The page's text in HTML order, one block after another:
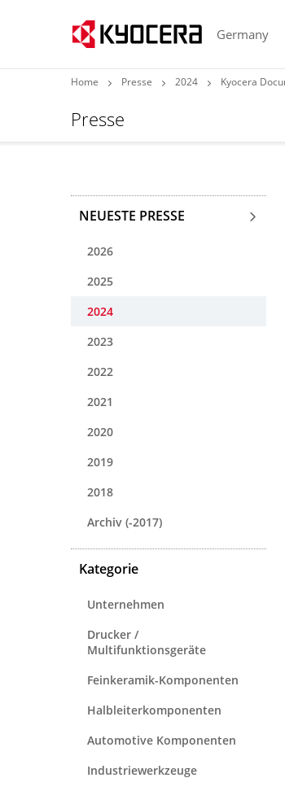
Germany
Home Presse 2024 Kyocera
Presse
NEUESTE PRESSE
2026
2025
2024
2023
2022
2021
2020
2019
2018
Archiv (-2017)
Kategorie
Unternehmen
Drucker /
Multifunktionsgeräte
Feinkeramik-Komponenten
Halbleiterkomponenten
Automotive Komponenten
Industriewerkzeuge